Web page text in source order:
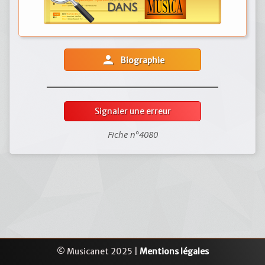
person Biographie
Signaler une erreur
Fiche n°4080
© Musicanet 2025 | Mentions légales